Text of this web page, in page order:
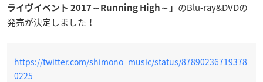
ライヴイベント 2017～Running High～」 のBlu-ray&DVDの
発売が決定しました！
https://twitter.com/shimono_music/status/87890236719378
0225